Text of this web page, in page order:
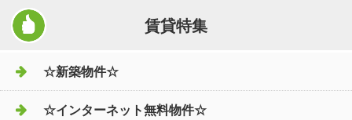
賃貸特集
☆新築物件☆
☆インターネット無料物件☆